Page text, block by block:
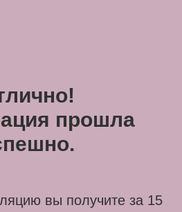
прошла
вы получите за 15